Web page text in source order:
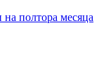
полтора месяца